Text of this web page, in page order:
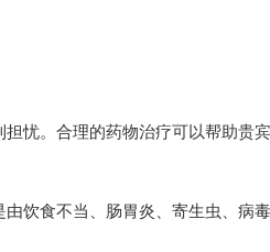
。合理的药物治疗可以帮助贵
食不当、肠胃炎、寄生虫、病